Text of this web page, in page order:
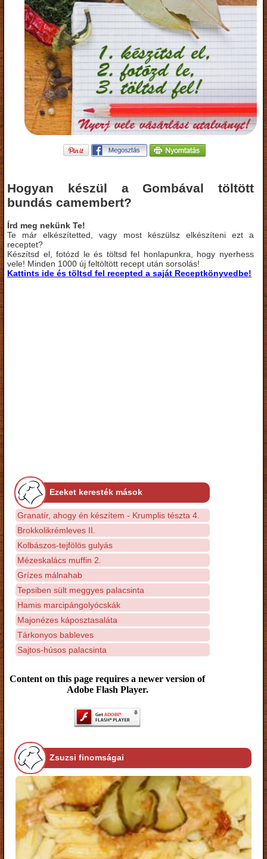
Hogyan készül a Gombával töltött
bundás camembert?
Írd meg nekünk Te!
Te már elkészítetted, vagy most készülsz elkészíteni ezt a
receptet?
Készítsd el, fotózd le és töltsd fel honlapunkra, hogy nyerhess
vele! Minden 1000 új feltöltött recept után sorsolás!
Kattints ide és töltsd fel recepted a saját Receptkönyvedbe!
Ezeket keresték mások
Granatír, ahogy én készítem - Krumplis tészta 4.
Brokkolikrémleves II.
Kolbászos-tejfölös gulyás
Mézeskalács muffin 2.
Grízes málnahab
Tepsiben sült meggyes palacsinta
Hamis marcipángolyócskák
Majonézes káposztasaláta
Tárkonyos bableves
Sajtos-húsos palacsinta
Content on this page requires a newer version of
Adobe Flash Player.
Zsuzsi finomságai